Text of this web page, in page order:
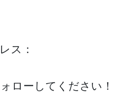
ス：
ローしてください！